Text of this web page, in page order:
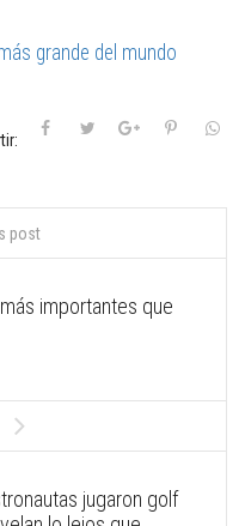
grande del mundo
post
importantes que
jugaron golf